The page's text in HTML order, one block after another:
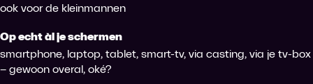
ook voor de kleinmannen
Op echt àl je schermen
smartphone, laptop, tablet, smart-tv, via casting, via je tv-box
– gewoon overal, oké?